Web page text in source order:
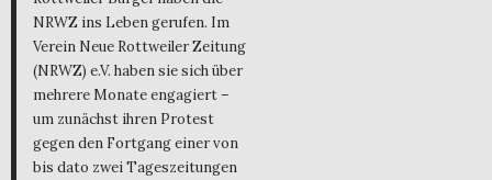
NRWZ ins Leben gerufen. Im
Verein Neue Rottweiler Zeitung
(NRWZ) e.V. haben sie sich über
mehrere Monate engagiert –
um zunächst ihren Protest
gegen den Fortgang einer von
bis dato zwei Tageszeitungen